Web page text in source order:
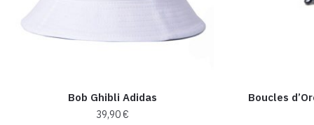
Bob Ghibli Adidas
39,90€
Boucles